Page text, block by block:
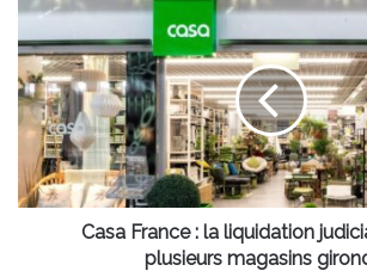
Casa
:
la
liquidation
judiciaire
touche
plusieurs
magasins
girondinsCasa France : la liquidation
plusieurs magasins